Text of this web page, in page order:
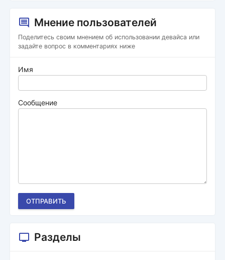
Мнение пользователей
Поделитесь своим мнением об использовании девайса или
задайте вопрос в комментариях ниже
Имя
Сообщение
ОТПРАВИТЬ
Разделы